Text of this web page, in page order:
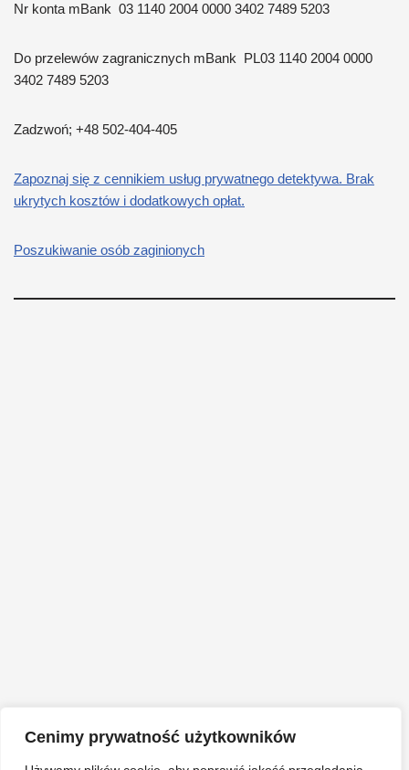
Cenimy prywatność użytkowników
Nr konta mBank 03 1140 2004 0000 3402 7489 5203
Do przelewów zagranicznych mBank PL03 1140 2004 0000
3402 7489 5203
Zadzwoń; +48 502-404-405
Zapoznaj się z cennikiem usług prywatnego detektywa. Brak
ukrytych kosztów i dodatkowych opłat.
Poszukiwanie osób zaginionych